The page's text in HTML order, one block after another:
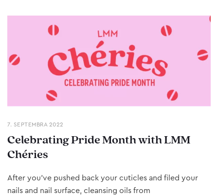
7. SEPTEMBRA 2022
Celebrating Pride Month with LMM
Chéries
After you’ve pushed back your cuticles and filed your
nails and nail surface, cleansing oils from